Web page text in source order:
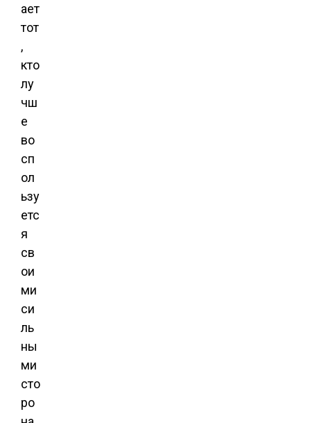
ает
тот
,
кто
лу
чш
е
во
сп
ол
ьзу
етс
я
св
ои
ми
си
ль
ны
ми
сто
ро